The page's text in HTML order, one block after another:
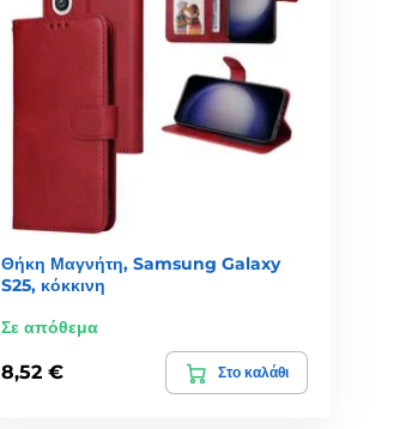
Θήκη Μαγνήτη, Samsung Galaxy
S25, κόκκινη
Σε απόθεμα
8,52 € Στο καλάθι